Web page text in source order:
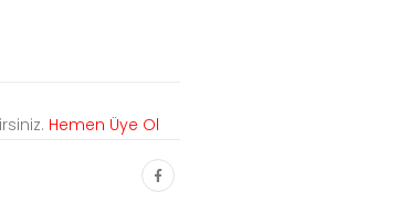
Hemen Üye Ol